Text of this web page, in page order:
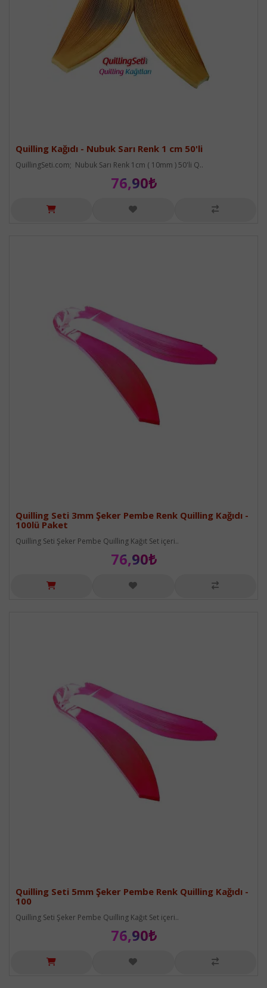
Quilling Kağıdı - Nubuk Sarı Renk 1 cm 50'li
QuillingSeti.com; Nubuk Sarı Renk 1cm ( 10mm ) 50'li Q..
76,90₺
Quilling Seti 3mm Şeker Pembe Renk Quilling Kağıdı -
100lü Paket
Quilling Seti Şeker Pembe Quilling Kağıt Set içeri..
76,90₺
Quilling Seti 5mm Şeker Pembe Renk Quilling Kağıdı -
100
Quilling Seti Şeker Pembe Quilling Kağıt Set içeri..
76,90₺